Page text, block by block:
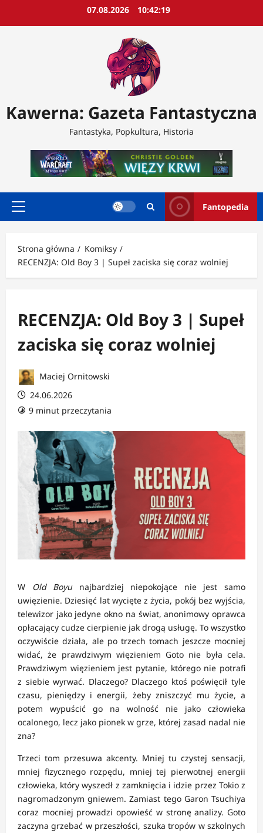
07.08.2026 10:42:21
Kawerna: Gazeta Fantastyczna
Fantastyka, Popkultura, Historia
Menu
Fantopedia
Strona główna
Komiksy
RECENZJA: Old Boy 3 | Supeł zaciska się coraz wolniej
RECENZJA: Old Boy 3 | Supeł
zaciska się coraz wolniej
Maciej Ornitowski
24.06.2026
9 minut przeczytania
W Old Boyunajbardziej niepokojące nie jest samo
uwięzienie. Dziesięć lat wycięte z życia, pokój bez wyjścia,
telewizor jako jedyne okno na świat, anonimowy oprawca
opłacający cudze cierpienie jak drogą usługę. To wszystko
oczywiście działa, ale po trzech tomach jeszcze mocniej
widać, że prawdziwym więzieniem Goto nie była cela.
Prawdziwym więzieniem jest pytanie, którego nie potrafi
z siebie wyrwać. Dlaczego? Dlaczego ktoś poświęcił tyle
czasu, pieniędzy i energii, żeby zniszczyć mu życie, a
potem wypuścić go na wolność nie jako człowieka
ocalonego, lecz jako pionek w grze, której zasad nadal nie
zna?
Trzeci tom przesuwa akcenty. Mniej tu czystej sensacji,
mniej fizycznego rozpędu, mniej tej pierwotnej energii
człowieka, który wyszedł z zamknięcia i idzie przez Tokio z
nagromadzonym gniewem. Zamiast tego Garon Tsuchiya
coraz mocniej prowadzi opowieść w stronę analizy. Goto
zaczyna grzebać w przeszłości, szuka tropów w szkolnych